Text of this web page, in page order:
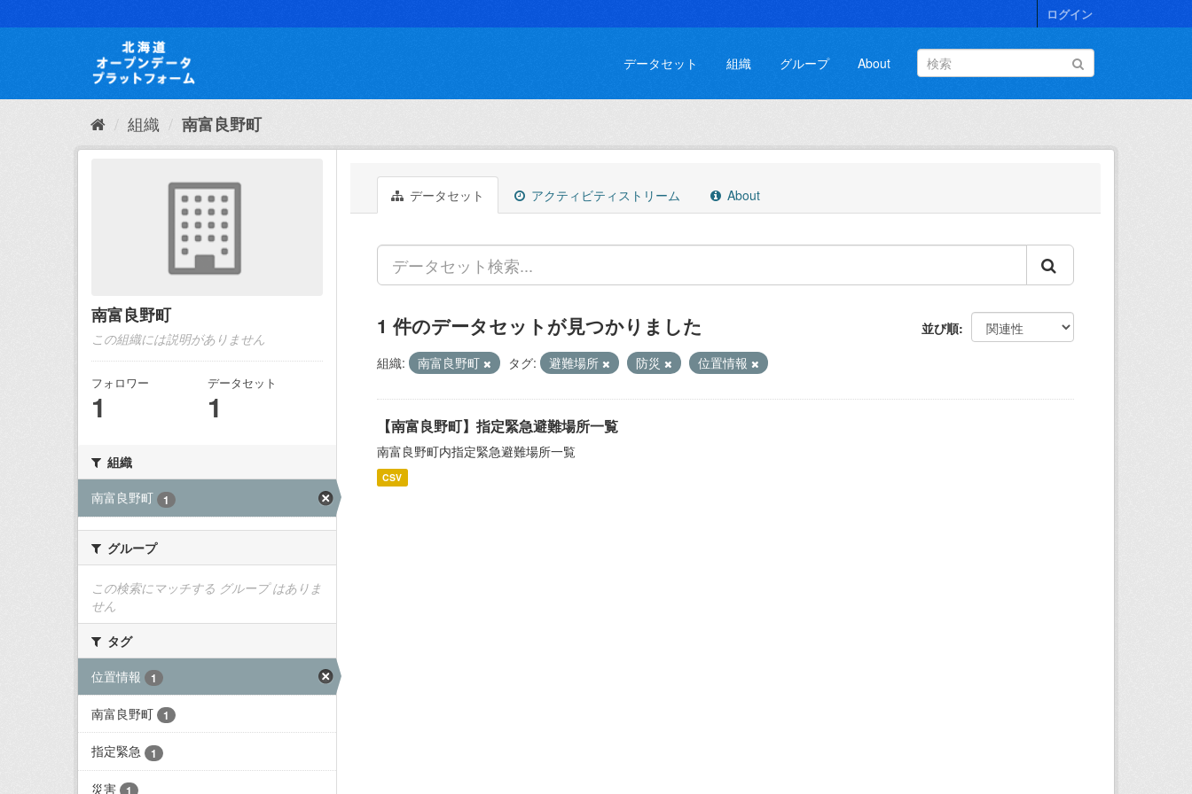
キ
て
ログイン
データセット 組織 グループ About
組織 南富良野町
南富良野町
この組織には説明がありません
フォロワー
1
データセット
1
組織
南富良野町
1
グループ
この検索にマッチする グループ はありま
せん
タグ
位置情報
1
南富良野町 1
指定緊急 1
災害 1
データセット アクティビティストリーム About
並び順
1 件のデータセットが見つかりました
組織: 南富良野町 タグ: 避難場所 防災 位置情報
【南富良野町】指定緊急避難場所一覧
南富良野町内指定緊急避難場所一覧
CSV